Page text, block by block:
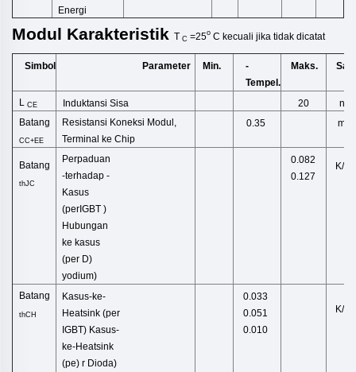
Energi
Modul Karakteristik T C =25o C kecuali jika tidak dicatat
Simbol Parameter Min.
-
Tempel.
Maks.
LCE Induktansi Sisa 20
nH
Batang
CC+EE
Resistansi Koneksi Modul,
Terminal ke Chip
0.35 mΩ
Batang
thJC
Perpaduan
-terhadap-
Kasus
(perIGBT)
Hubungan
ke kasus
(per D)
yodium)
0.082
0.127
K/W
Batang
thCH
Kasus-ke-
Heatsink (per
IGBT) Kasus-
ke-Heatsink
(pe)r Dioda)
0.033
0.051
0.010
K/W